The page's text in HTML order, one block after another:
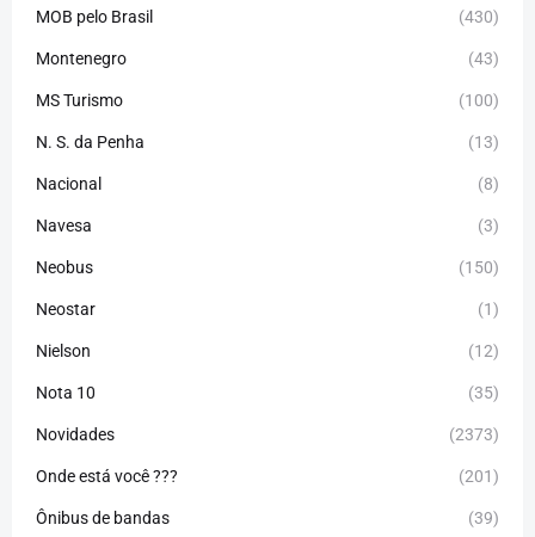
MOB pelo Brasil (430)
Montenegro (43)
MS Turismo (100)
N. S. da Penha (13)
Nacional (8)
Navesa (3)
Neobus (150)
Neostar (1)
Nielson (12)
Nota 10 (35)
Novidades (2373)
Onde está você ??? (201)
Ônibus de bandas (39)